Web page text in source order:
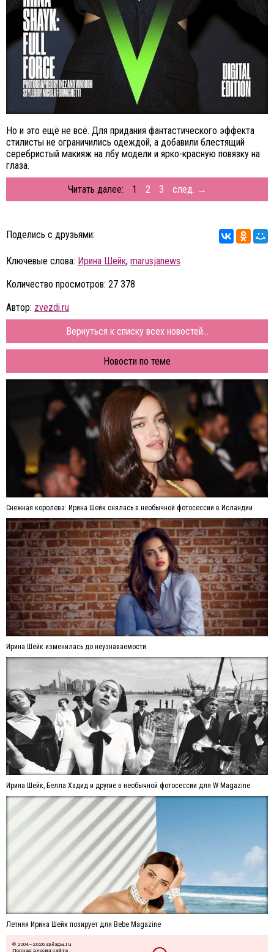
Но и это ещё не всё. Для придания фантастического эффекта
стилисты не ограничились одеждой, а добавили блестящий
серебристый макияж на лбу модели и ярко-красную повязку на
глаза.
Читать далее: 1 2 3 след. →
Поделись с друзьями:
Ключевые слова: Ирина Шейк, marusjanews
Количество просмотров: 27 378
Автор: zvezdi.ru
Вернуться к списку всех новостей...
Новости по теме
Снежная королева: Ирина Шейк снялась в необычной фотосессии в Исландии
Ирина Шейк изменилась до неузнаваемости
Ирина Шейк, Белла Хадид и другие в необычной фотосессии для W Magazine
Летняя Ирина Шейк позирует для Bebe Magazine
© 2004—2026 Звёзды.ru
Полная версия сайта